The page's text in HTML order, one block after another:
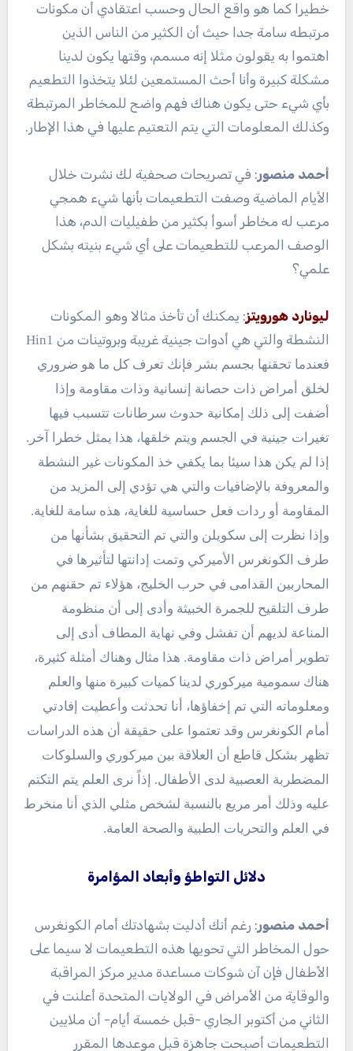
خطيرا كما هو واقع الحال وحسب اعتقادي أن مكونات
مرتبطه سامة جدا حيث أن الكثير من الناس الذين
اهتموا به يقولون مثلا إنه مسمم، وقتها يكون لدينا
مشكلة كبيرة وأنا أحث المستمعين لئلا يتخذوا التطعيم
بأي شيء حتى يكون هناك فهم واضح للمخاطر المرتبطة
وكذلك المعلومات التي يتم التعتيم عليها في هذا الإطار.
أحمد منصور: في تصريحات صحفية لك نشرت خلال
الأيام الماضية وصفت التطعيمات بأنها شيء همجي
مرعب له مخاطر أسوأ بكثير من طفيليات الدم، هذا
الوصف المرعب للتطعيمات على أي شيء بنيته بشكل
علمي؟
ليونارد هورويتز: يمكنك أن تأخذ مثالا وهو المكونات
النشطة والتي هي أدوات جينية غريبة وبروتينات من Hin1
فعندما تحقنها بجسم بشر فإنك تعرف كل ما هو ضروري
لخلق أمراض ذات حصانة إنسانية وذات مقاومة وإذا
أضفت إلى ذلك إمكانية حدوث سرطانات تتسبب فيها
تغيرات جينية في الجسم ويتم خلقها، هذا يمثل خطرا آخر.
إذا لم يكن هذا سيئا بما يكفي خذ المكونات غير النشطة
والمعروفة بالإضافيات والتي هي تؤدي إلى المزيد من
المقاومة أو ردات فعل حساسية للغاية، هذه سامة للغاية.
وإذا نظرت إلى سكويلن والتي تم التحقيق بشأنها من
طرف الكونغرس الأميركي وتمت إدانتها لتأثيرها في
المحاربين القدامى في حرب الخليج، هؤلاء تم حقنهم من
طرف التلقيح للجمرة الخبيثة وأدى إلى أن منظومة
المناعة لديهم أن تفشل وفي نهاية المطاف أدى إلى
تطوير أمراض ذات مقاومة. هذا مثال وهناك أمثلة كثيرة،
هناك سمومية ميركوري لدينا كميات كبيرة منها والعلم
ومعلوماته التي تم إخفاؤها، أنا تحدثت وأعطيت إفادتي
أمام الكونغرس وقد تعتموا على حقيقة أن هذه الدراسات
تظهر بشكل قاطع أن العلاقة بين ميركوري والسلوكات
المضطربة العصبية لدى الأطفال. إذاً نرى العلم يتم التكتم
عليه وذلك أمر مريع بالنسبة لشخص مثلي الذي أنا منخرط
في العلم والتحريات الطبية والصحة العامة.
دلائل التواطؤ وأبعاد المؤامرة
أحمد منصور: رغم أنك أدليت بشهادتك أمام الكونغرس
حول المخاطر التي تحويها هذه التطعيمات لا سيما على
الأطفال فإن آن شوكات مساعدة مدير مركز المراقبة
والوقاية من الأمراض في الولايات المتحدة أعلنت في
الثاني من أكتوبر الجاري -قبل خمسة أيام- أن ملايين
التطعيمات أصبحت جاهزة قبل موعدها المقرر